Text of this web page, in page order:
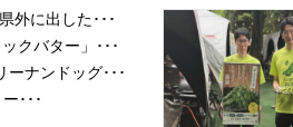
外に出した･･･
クバター」･･･
ナンドッグ･･･
･･･